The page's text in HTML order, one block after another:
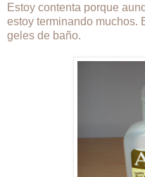
Estoy contenta porque
estoy terminando muchos.
geles de baño.